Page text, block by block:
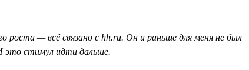
— всё связано с hh.ru. Он и раньше для меня не был
это стимул идти дальше.